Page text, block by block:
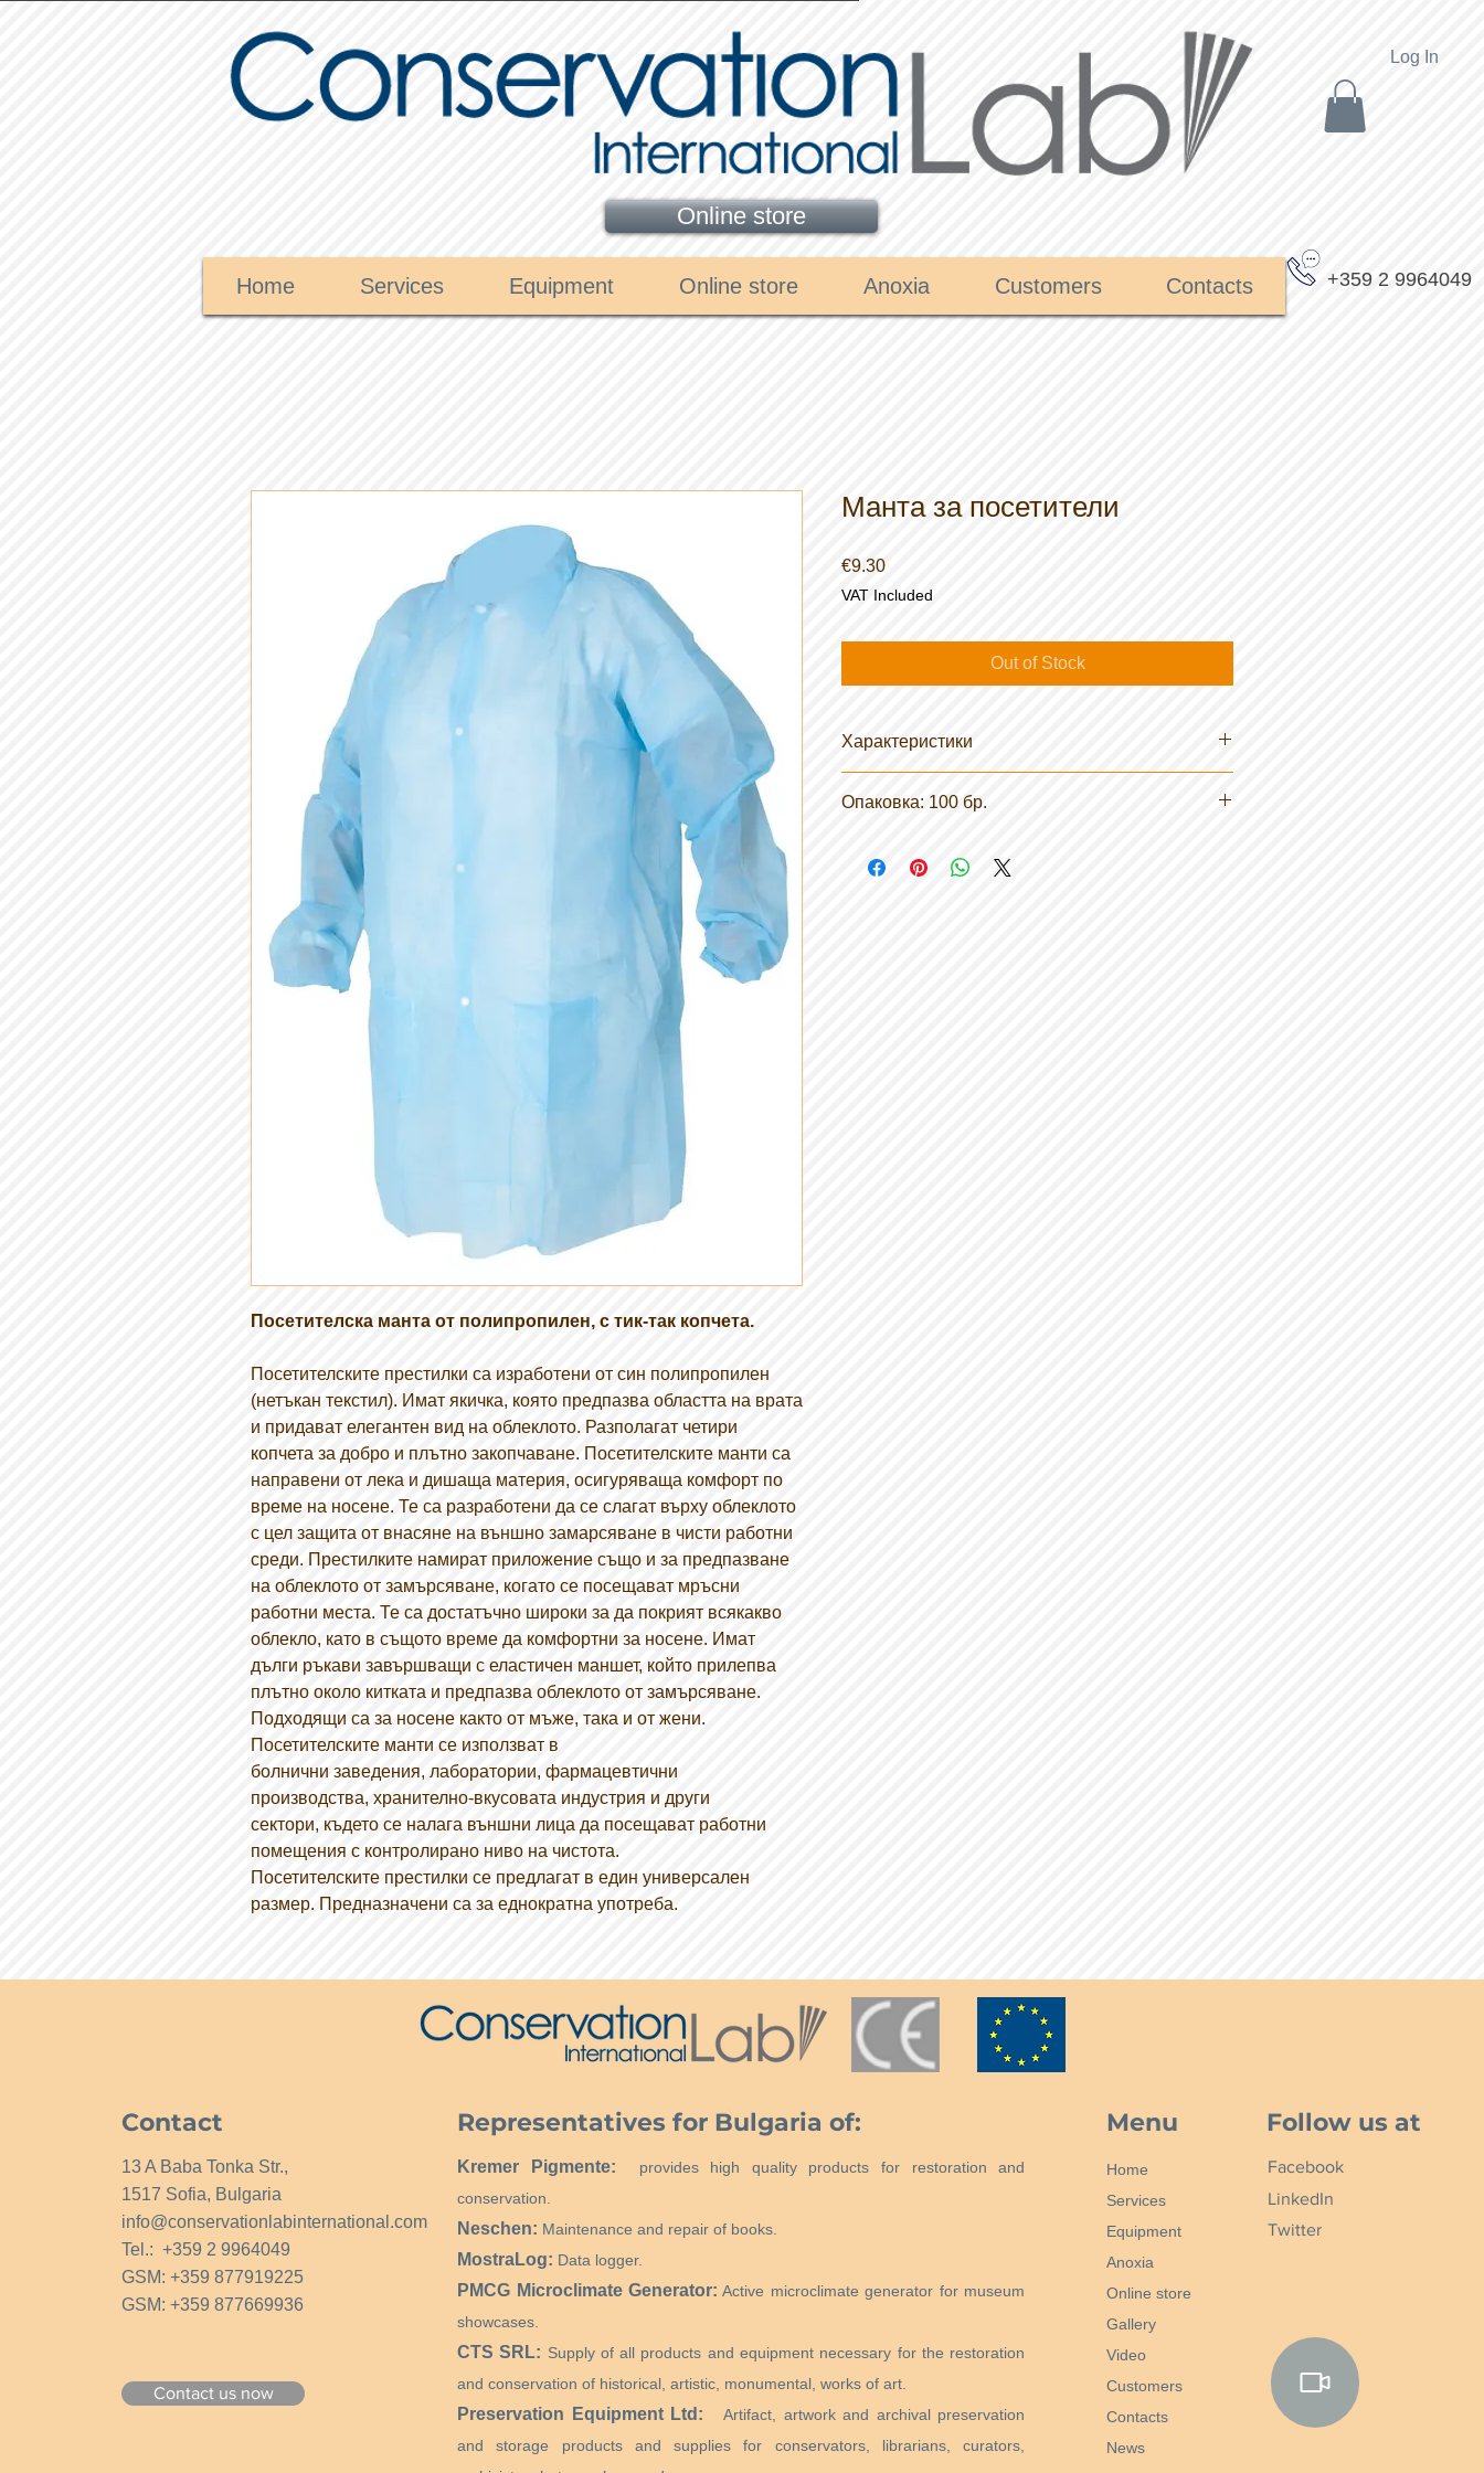
Online store
Log In
Home Services Equipment Online store Anoxia Customers Contacts +359 2 9964049
Посетителска манта от полипропилен, с тик-так копчета.
Посетителските престилки са изработени от син полипропилен
(нетъкан текстил). Имат якичка, която предпазва областта на врата
и придават елегантен вид на облеклото. Разполагат четири
копчета за добро и плътно закопчаване. Посетителските манти са
направени от лека и дишаща материя, осигуряваща комфорт по
време на носене. Те са разработени да се слагат върху облеклото
с цел защита от внасяне на външно замарсяване в чисти работни
среди. Престилките намират приложение също и за предпазване
на облеклото от замърсяване, когато се посещават мръсни
работни места. Те са достатъчно широки за да покрият всякакво
облекло, като в същото време да комфортни за носене. Имат
дълги ръкави завършващи с еластичен маншет, който прилепва
плътно около китката и предпазва облеклото от замърсяване.
Подходящи са за носене както от мъже, така и от жени.
Посетителските манти се използват в
болнични заведения, лаборатории, фармацевтични
производства, хранително-вкусовата индустрия и други
сектори, където се налага външни лица да посещават работни
помещения с контролирано ниво на чистота.
Посетителските престилки се предлагат в един универсален
размер. Предназначени са за еднократна употреба.
Манта за посетители
€9.30Price
VAT Included
Out of Stock
Характеристики
Дължина: 115 см
Цвят: синьо / бяло
Опаковка: 100 бр.
Contact
13 A Baba Tonka Str.,
1517 Sofia, Bulgaria
info@conservationlabinternational.com
Tel.: +359 2 9964049
GSM: +359 877919225
GSM: +359 877669936
Contact us now
Representatives for Bulgaria of:
Kremer Pigmente:
provides high quality products for restoration and
conservation.
Neschen: Maintenance and repair of books.
MostraLog: Data logger.
PMCG Microclimate Generator: Active microclimate generator for museum
showcases.
CTS SRL: Supply of all products and equipment necessary for the restoration
and conservation of historical, artistic, monumental, works of art.
Preservation Equipment Ltd:
Artifact, artwork and archival preservation
and storage products and supplies for conservators, librarians, curators,
Menu
Home
Services
Equipment
Anoxia
Online store
Gallery
Video
Customers
Contacts
News
Follow us at
Facebook
LinkedIn
Twitter